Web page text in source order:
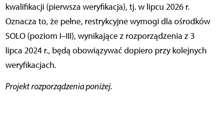
kwalifikacji (pierwsza weryfikacja), tj. w lipcu 2026 r.
Oznacza to, że pełne, restrykcyjne wymogi dla ośrodków
SOLO (poziom I–III), wynikające z rozporządzenia z 3
lipca 2024 r., będą obowiązywać dopiero przy kolejnych
weryfikacjach.
Projekt rozporządzenia poniżej.